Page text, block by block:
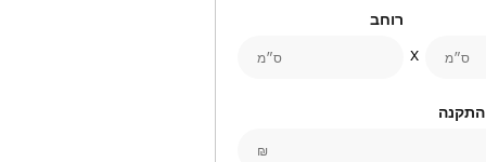
ס״מ
רוחב
ס״מ
התקנה
₪